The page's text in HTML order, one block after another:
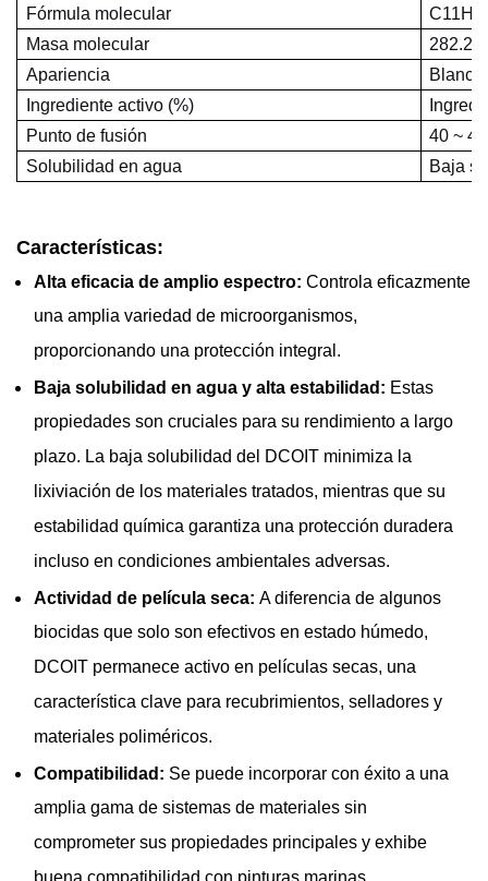
Fórmula molecular
Masa molecular
282.2
Apariencia
Blanco
Ingrediente activo (%)
Punto de fusión
40 ~
Solubilidad en agua
Baja
Características:
Alta eficacia de amplio espectro: Controla eficazmente
una amplia variedad de microorganismos,
proporcionando una protección integral.
Baja solubilidad en agua y alta estabilidad: Estas
propiedades son cruciales para su rendimiento a largo
plazo. La baja solubilidad del DCOIT minimiza la
lixiviación de los materiales tratados, mientras que su
estabilidad química garantiza una protección duradera
incluso en condiciones ambientales adversas.
Actividad de película seca: A diferencia de algunos
biocidas que solo son efectivos en estado húmedo,
DCOIT permanece activo en películas secas, una
característica clave para recubrimientos, selladores y
materiales poliméricos.
Compatibilidad: Se puede incorporar con éxito a una
amplia gama de sistemas de materiales sin
comprometer sus propiedades principales y exhibe